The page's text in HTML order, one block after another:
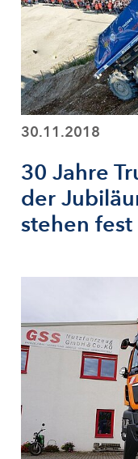
30.11.2018
30 Jahre
der
stehen fest